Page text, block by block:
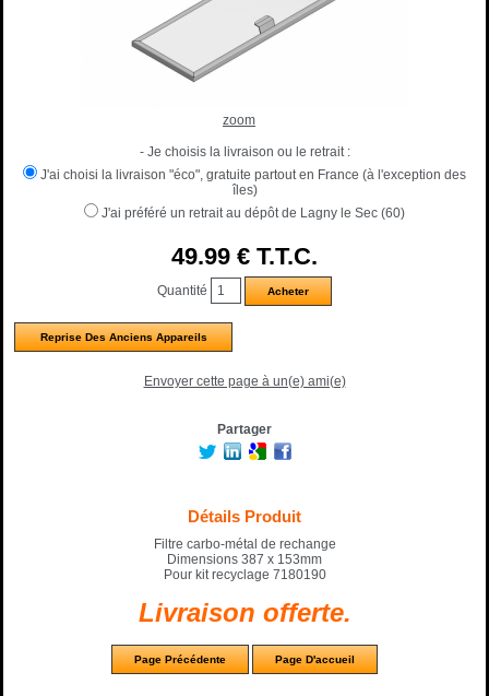
zoom
- Je choisis la livraison ou le retrait :
J'ai choisi la livraison "éco", gratuite partout en France (à l'exception des
îles)
J'ai préféré un retrait au dépôt de Lagny le Sec (60)
49.99 € T.T.C.
Quantité
Reprise Des Anciens Appareils
Envoyer cette page à un(e) ami(e)
Partager
Détails Produit
Filtre carbo-métal de rechange
Dimensions 387 x 153mm
Pour kit recyclage 7180190
Livraison offerte.